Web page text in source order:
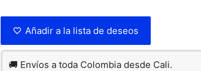
Añadir a la lista de deseos
🚚 Envíos a toda Colombia desde Cali.